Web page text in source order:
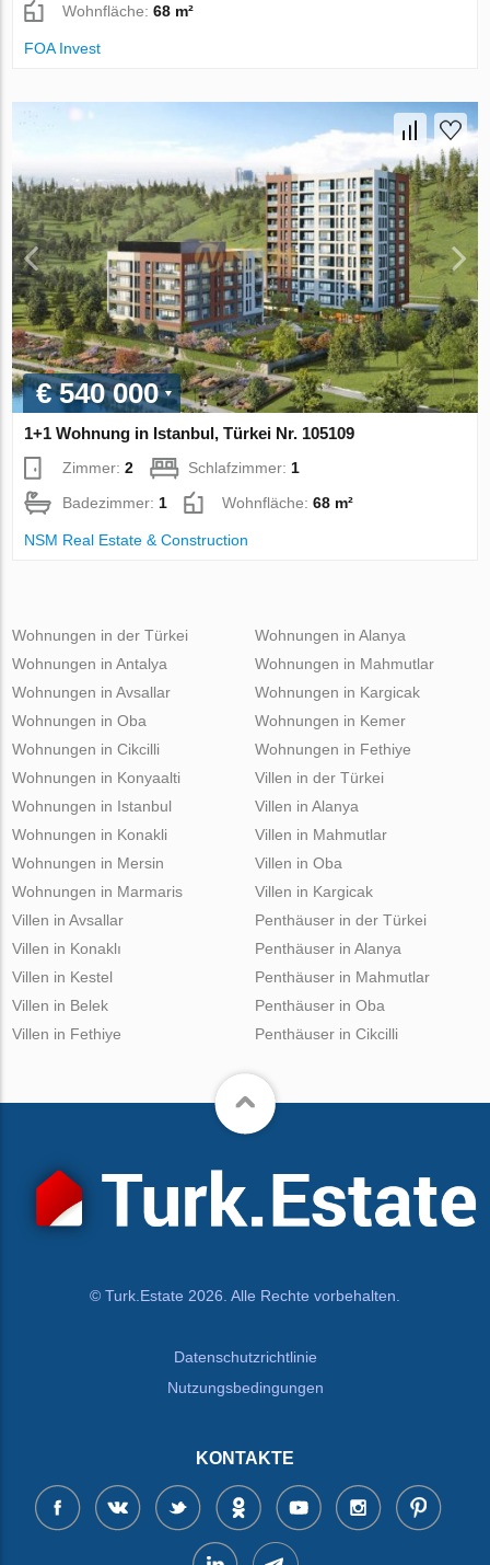
Wohnfläche:68 m²
FOA Invest
€ 540 000
1+1 Wohnung in Istanbul, Türkei Nr. 105109
Zimmer:2 Schlafzimmer: 1
Badezimmer: 1 Wohnfläche:68 m²
NSM Real Estate & Construction
Wohnungen in der Türkei
Wohnungen in Antalya
Wohnungen in Avsallar
Wohnungen in Oba
Wohnungen in Cikcilli
Wohnungen in Alanya
Wohnungen in Mahmutlar
Wohnungen in Kargicak
Wohnungen in Kemer
Wohnungen in Fethiye
Wohnungen in Konyaalti
Wohnungen in Istanbul
Wohnungen in Konakli
Wohnungen in Mersin
Wohnungen in Marmaris
Villen in der Türkei
Villen in Alanya
Villen in Mahmutlar
Villen in Oba
Villen in Kargicak
Villen in Avsallar
Villen in Konaklı
Villen in Kestel
Villen in Belek
Villen in Fethiye
Penthäuser in der Türkei
Penthäuser in Alanya
Penthäuser in Mahmutlar
Penthäuser in Oba
Penthäuser in Cikcilli
© Turk.Estate 2026. Alle Rechte vorbehalten.
Datenschutzrichtlinie
Nutzungsbedingungen
KONTAKTE